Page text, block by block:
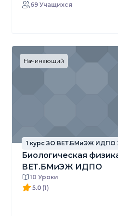
69 Учащихся
Начинающий
1 курс ЗО ВЕТ.БМиЭЖ ИДПО
Биологическая
ВЕТ.БМиЭЖ ИДПО
10 Уроки
5.0 (1)